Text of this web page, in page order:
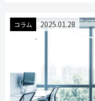
コラム 2025.01.28